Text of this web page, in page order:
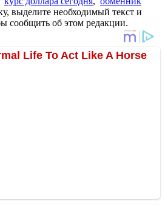
выделите необходимый текст и
сообщить об этом редакции.